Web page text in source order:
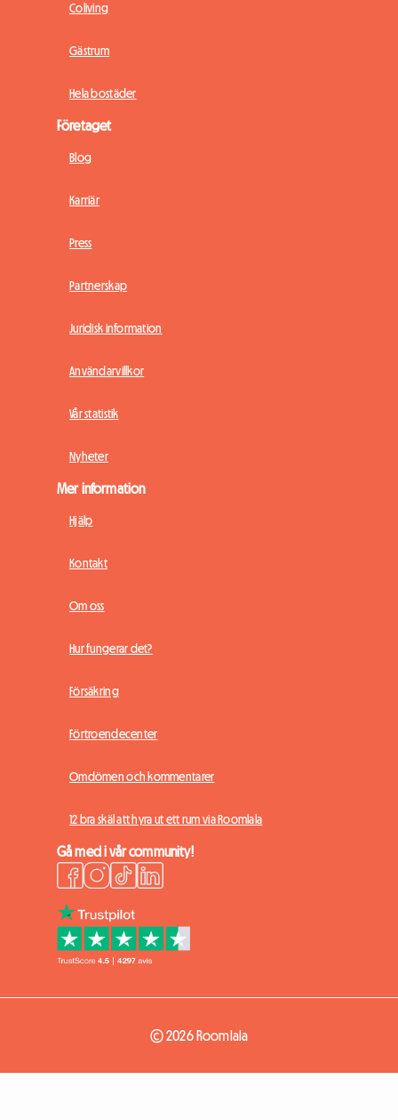
Coliving
Gästrum
Hela bostäder
Företaget
Blog
Karriär
Press
Partnerskap
Juridisk information
Användarvillkor
Vår statistik
Nyheter
Mer information
Hjälp
Kontakt
Om oss
Hur fungerar det?
Försäkring
Förtroendecenter
Omdömen och kommentarer
12 bra skäl att hyra ut ett rum via Roomlala
Gå med i vår community!
© 2026 Roomlala